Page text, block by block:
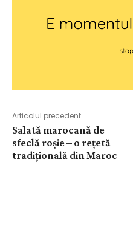
Articolul precedent
Salată marocană de
sfeclă roșie – o rețetă
tradițională din Maroc